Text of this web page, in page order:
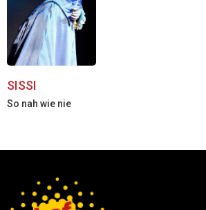
SISSI
So nah wie nie